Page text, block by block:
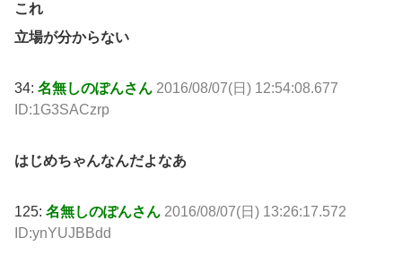
これ
立場が分からない
34: 名無しのぽんさん 2016/08/07(日) 12:54:08.677
ID:1G3SACzrp
はじめちゃんなんだよなあ
125: 名無しのぽんさん 2016/08/07(日) 13:26:17.572
ID:ynYUJBBdd